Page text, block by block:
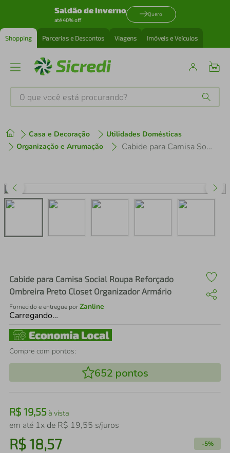
Saldão de inverno
até 40% off
Quero
Shopping Parcerias e Descontos Viagens Imóveis e Veículos
O que você está procurando?
Casa e Decoração
Utilidades Domésticas
Organização e Arrumação
Cabide para Camisa Social Roupa Reforçado Ombreira Preto Closet Organizador Armário
Cabide para Camisa Social Roupa Reforçado
Ombreira Preto Closet Organizador Armário
Fornecido e entregue porZanline
Carregando…
Compre com pontos:
652 pontos
R$ 19,55à vista
em até 1x de R$ 19,55 s/juros
R$18,57 -5%
1º tenis
3º perfume